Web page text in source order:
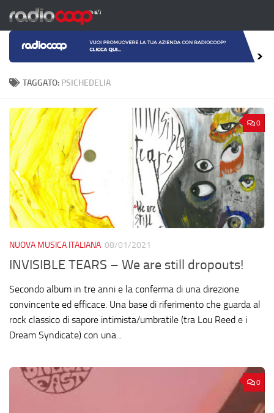
Salta al contenuto
TAGGATO: PSICHEDELIA
0
NUOVA MUSICA ITALIANA 08/01/2021
INVISIBLE TEARS – We are still dropouts!
Secondo album in tre anni e la conferma di una direzione
convincente ed efficace. Una base di riferimento che guarda al
rock classico di sapore intimista/umbratile (tra Lou Reed e i
Dream Syndicate) con una...
0